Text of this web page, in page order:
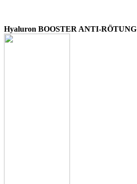
Hyaluron BOOSTER ANTI-RÖTUNG